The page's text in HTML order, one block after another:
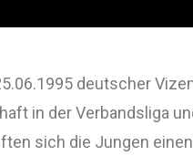
deutscher
in der Verbandsliga
sich die Jungen